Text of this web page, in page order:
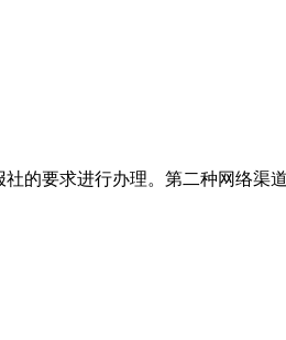
的要求进行办理。第二种网络渠